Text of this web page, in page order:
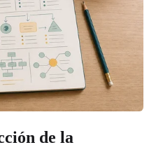
de la